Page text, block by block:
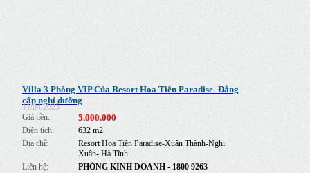
Villa 3 Phòng VIP Của Resort Hoa Tiên Paradise- Đẳng
cấp nghỉ dưỡng
11/04/2025
Giá tiền:
5.000.000
Diện tích:
632 m2
Địa chỉ:
Resort Hoa Tiên Paradise-Xuân Thành-Nghi
Xuân- Hà Tĩnh
Liên hệ:
PHÒNG KINH DOANH- 1800 9263